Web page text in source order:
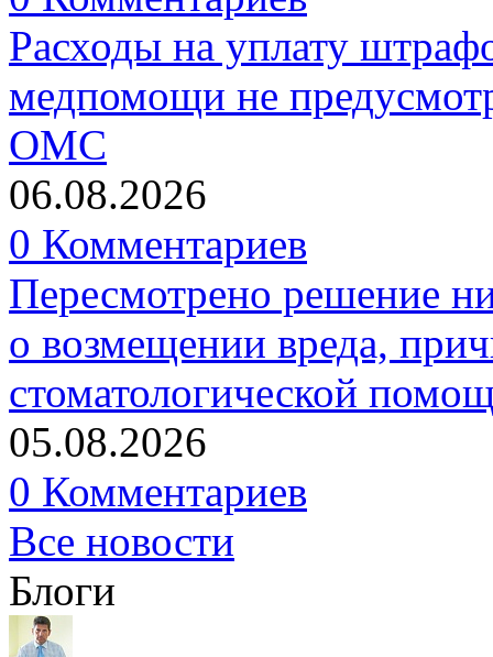
Расходы на уплату
медпомощи не
ОМС
06.08.2026
0 Комментариев
Пересмотрено решение
о возмещении вреда,
стоматологической
05.08.2026
0 Комментариев
Все новости
Блоги